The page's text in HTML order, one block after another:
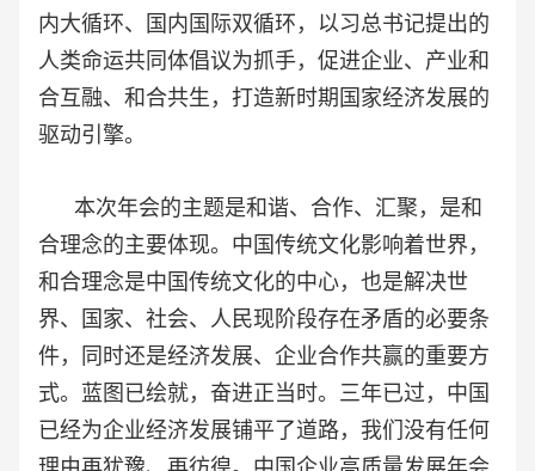
内大循环、国内国际双循环，以习总书记提出的
人类命运共同体倡议为抓手，促进企业、产业和
合互融、和合共生，打造新时期国家经济发展的
驱动引擎。
本次年会的主题是和谐、合作、汇聚，是和
合理念的主要体现。中国传统文化影响着世界，
和合理念是中国传统文化的中心，也是解决世
界、国家、社会、人民现阶段存在矛盾的必要条
件，同时还是经济发展、企业合作共赢的重要方
式。 蓝图已绘就，奋进正当时。三年已过，中国
已经为企业经济发展铺平了道路，我们没有任何